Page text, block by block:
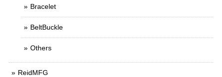
Bracelet
BeltBuckle
Others
ReidMFG